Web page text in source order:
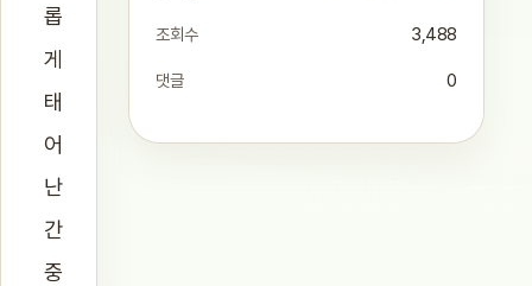
롭
게
태
어
난
간
중
조회수 3,488
댓글 0